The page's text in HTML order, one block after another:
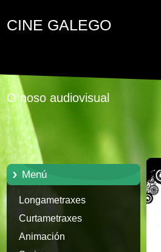
CINE GALEGO
O noso audiovisual
Menú
Longametraxes
Curtametraxes
Animación